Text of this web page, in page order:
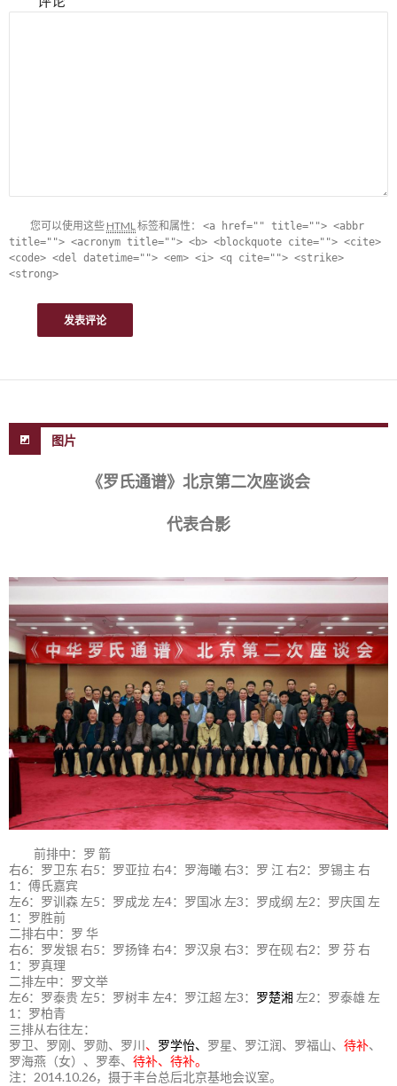
您可以使用这些 HTML标签和属性： <a href="" title=""> <abbr
title=""> <acronym title=""> <b> <blockquote cite=""> <cite>
<code> <del datetime=""> <em> <i> <q cite=""> <strike>
<strong>
图片
《罗氏通谱》北京第二次座谈会
代表合影
前排中：罗 箭
右6：罗卫东 右5：罗亚拉 右4：罗海曦 右3：罗 江 右2：罗锡主 右
1：傅氏嘉宾
左6：罗训森 左5：罗成龙 左4：罗国冰 左3：罗成纲 左2：罗庆国 左
1：罗胜前
二排右中：罗 华
右6：罗发银 右5：罗扬锋 右4：罗汉泉 右3：罗在砚 右2：罗 芬 右
1：罗真理
二排左中：罗文举
左6：罗泰贵 左5：罗树丰 左4：罗江超 左3： 罗楚湘 左2：罗泰雄 左
1：罗柏青
三排从右往左：
罗卫、罗刚、罗勋、罗川 、 罗学怡、 罗星、罗江润、罗福山、 待补、
罗海燕（女）、罗奉、 待补、待补。
注：2014.10.26，摄于丰台总后北京基地会议室。